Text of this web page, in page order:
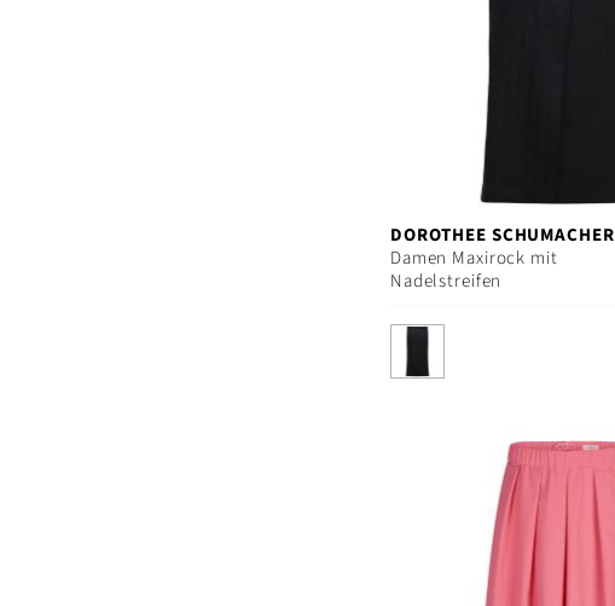
DOROTHEE SCHUMACHER
Damen Maxirock mit
Nadelstreifen